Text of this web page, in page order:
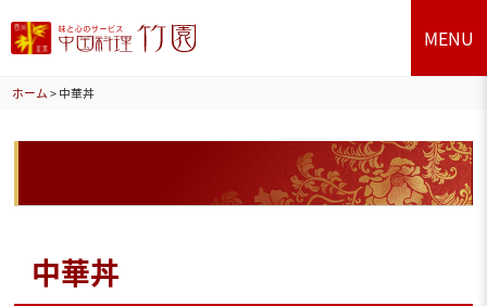
MENU
ホーム > 中華丼
中華丼